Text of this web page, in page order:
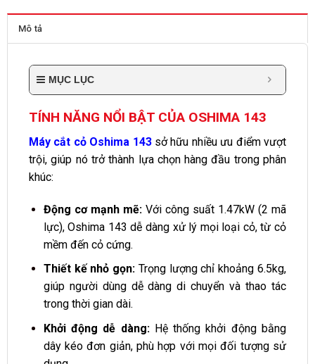
Mô tả
MỤC LỤC
TÍNH NĂNG NỔI BẬT CỦA OSHIMA 143
Máy cắt cỏ Oshima 143 sở hữu nhiều ưu điểm vượt
trội, giúp nó trở thành lựa chọn hàng đầu trong phân
khúc:
Động cơ mạnh mẽ:Với công suất 1.47kW (2 mã
lực), Oshima 143 dễ dàng xử lý mọi loại cỏ, từ cỏ
mềm đến cỏ cứng.
Thiết kế nhỏ gọn: Trọng lượng chỉ khoảng 6.5kg,
giúp người dùng dễ dàng di chuyển và thao tác
trong thời gian dài.
Khởi động dễ dàng:Hệ thống khởi động bằng
dây kéo đơn giản, phù hợp với mọi đối tượng sử